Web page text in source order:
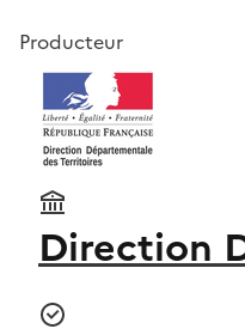
Producteur
Direction